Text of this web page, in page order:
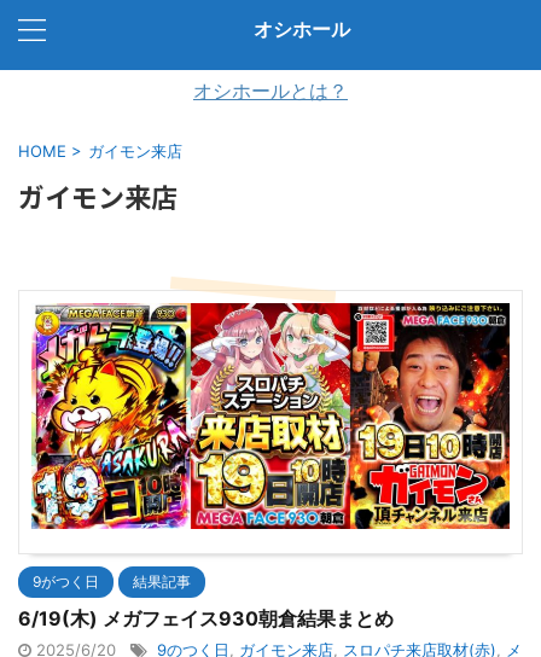
オシホール
オシホールとは？
HOME > ガイモン来店
ガイモン来店
9がつく日 結果記事
6/19(木) メガフェイス930朝倉結果まとめ
2025/6/20 9のつく日 ガイモン来店 スロパチ来店取材(赤)
メ